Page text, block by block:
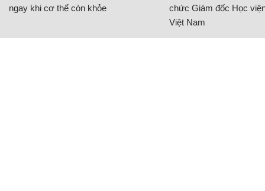
ngay khi cơ thể còn khỏe
chức Giám đốc Học
Việt Nam